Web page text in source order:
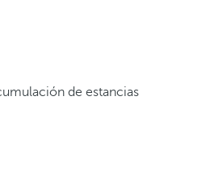
de estancias